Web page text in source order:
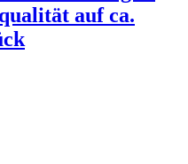
auf ca.